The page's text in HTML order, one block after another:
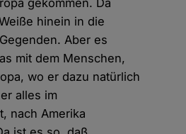
gekommen. Da
hinein in die
Aber es
mit dem Menschen,
wo er dazu natürlich
alles im
nach Amerika